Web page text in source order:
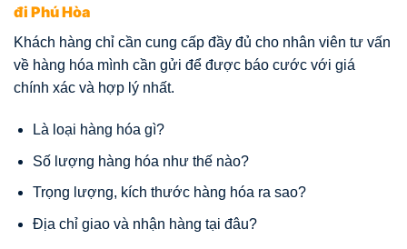
đi Phú Hòa
Khách hàng chỉ cần cung cấp đầy đủ cho nhân viên tư vấn
về hàng hóa mình cần gửi để được báo cước với giá
chính xác và hợp lý nhất.
Là loại hàng hóa gì?
Số lượng hàng hóa như thế nào?
Trọng lượng, kích thước hàng hóa ra sao?
Địa chỉ giao và nhận hàng tại đâu?